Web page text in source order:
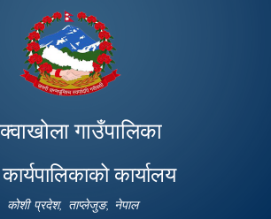
main
content
गाउँपालिका
कार्यालय
कोशी प्रदेश, ताप्लेजुङ, नेपाल